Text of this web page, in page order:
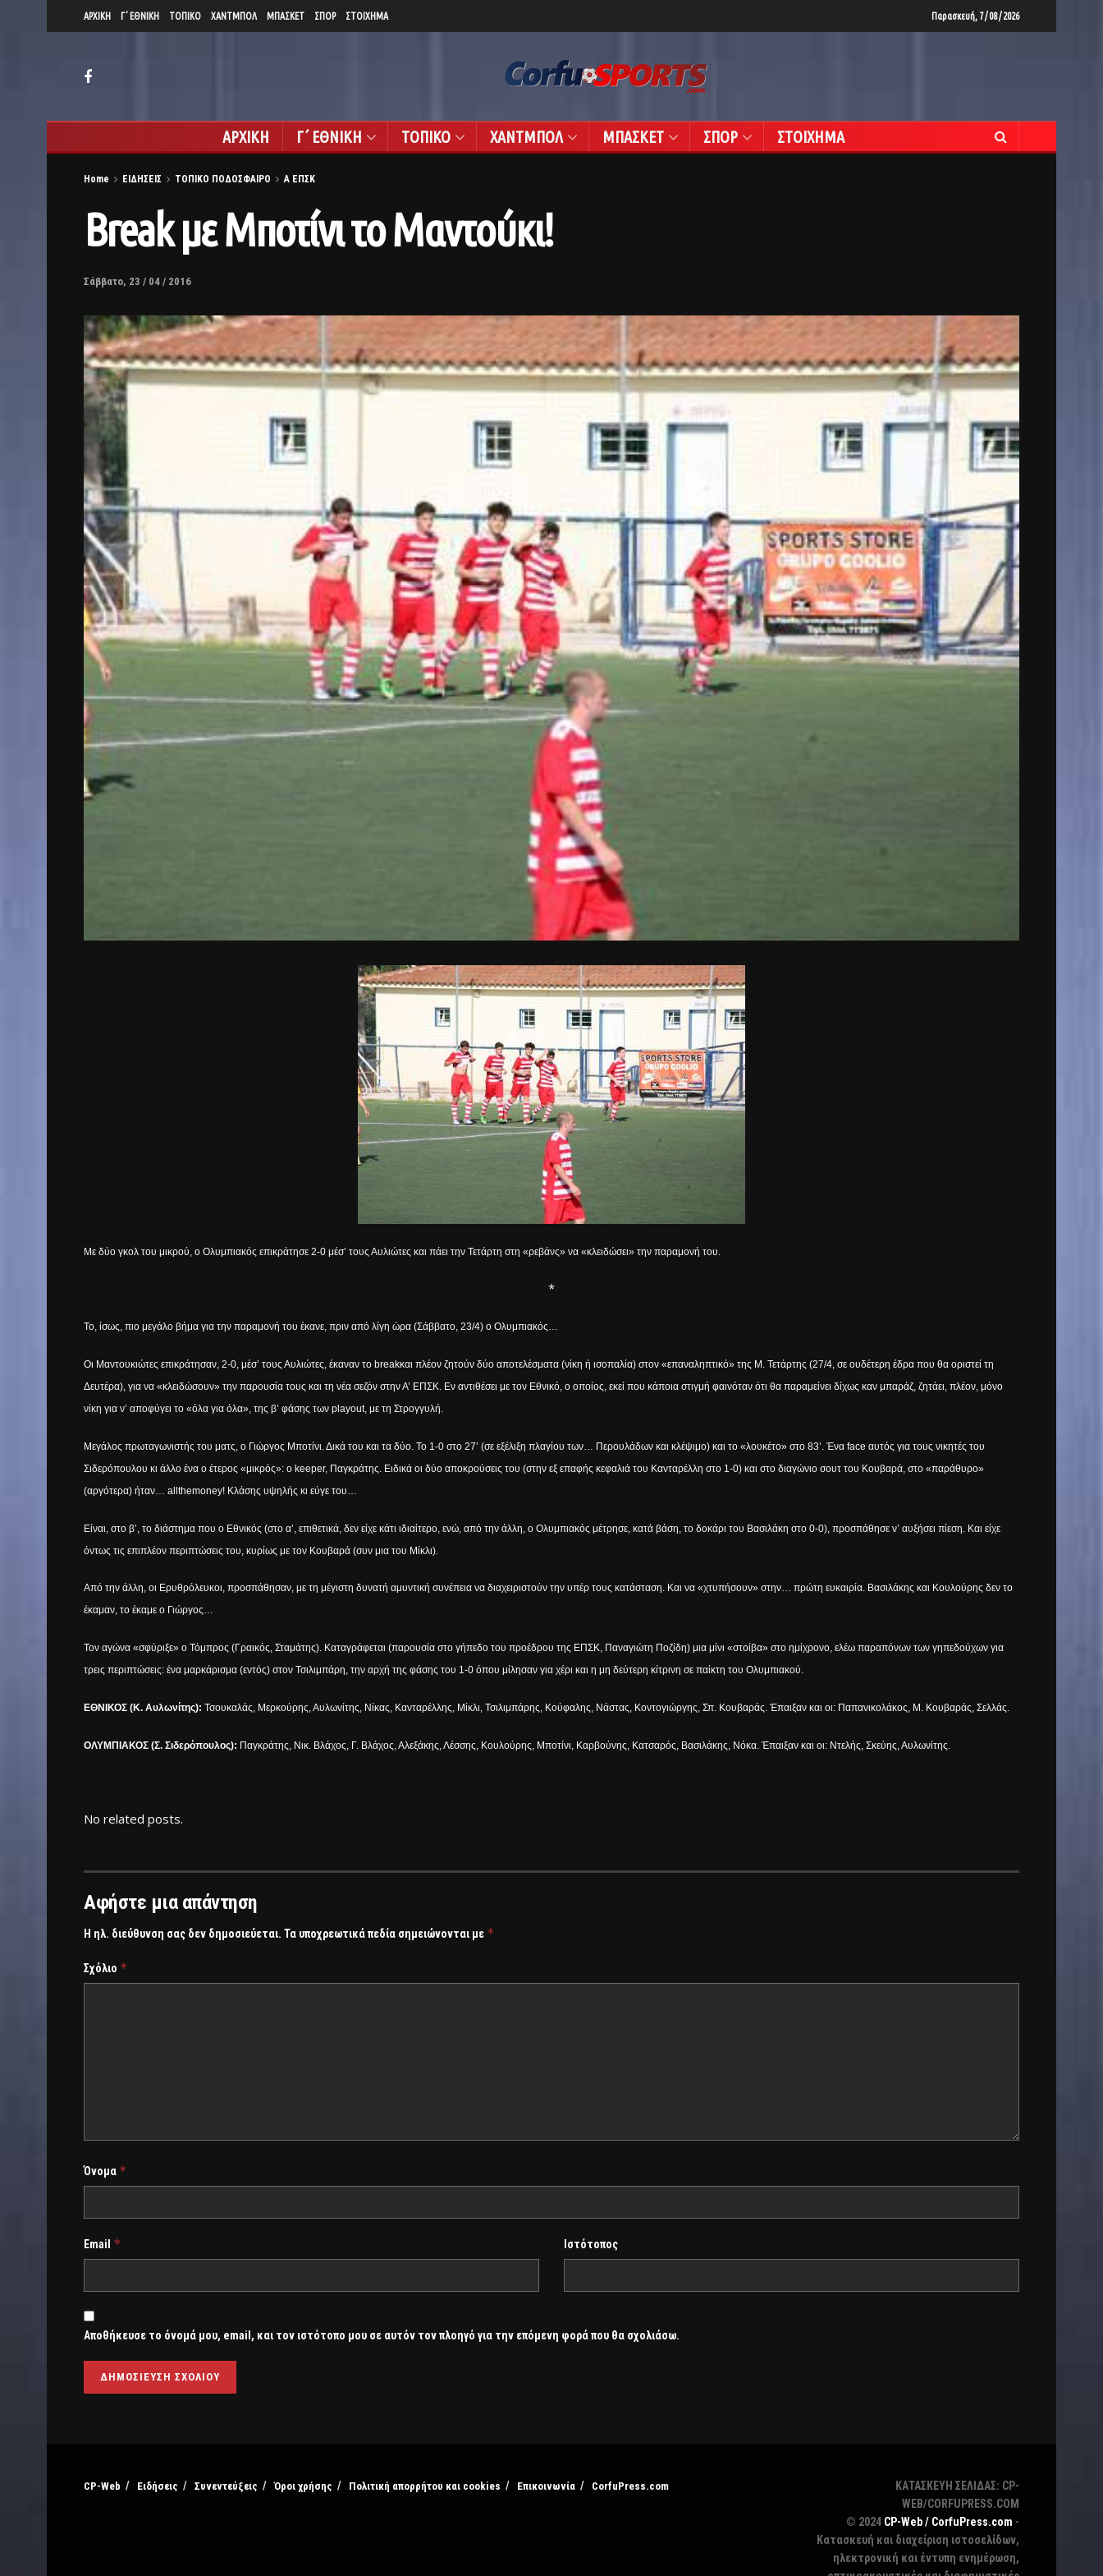
ΑΡΧΙΚΗ Γ΄ ΕΘΝΙΚΗ ΤΟΠΙΚΟ ΧΑΝΤΜΠΟΛ ΜΠΑΣΚΕΤ ΣΠΟΡ ΣΤΟΙΧΗΜΑ Παρασκευή, 7 / 08 / 2026
ΑΡΧΙΚΗ Γ΄ ΕΘΝΙΚΗ ΤΟΠΙΚΟ ΧΑΝΤΜΠΟΛ ΜΠΑΣΚΕΤ ΣΠΟΡ ΣΤΟΙΧΗΜΑ
Home ΕΙΔΗΣΕΙΣ ΤΟΠΙΚΟ ΠΟΔΟΣΦΑΙΡΟ Α ΕΠΣΚ
Βreak με Μποτίνι το Μαντούκι!
Σάββατο, 23 / 04 / 2016
Με δύο γκολ του μικρού, ο Ολυμπιακός επικράτησε 2-0 μέσ’ τους Αυλιώτες και πάει την Τετάρτη στη «ρεβάνς» να «κλειδώσει» την παραμονή του.
*
Το, ίσως, πιο μεγάλο βήμα για την παραμονή του έκανε, πριν από λίγη ώρα (Σάββατο, 23/4) ο Ολυμπιακός…
Οι Μαντουκιώτες επικράτησαν, 2-0, μέσ’ τους Αυλιώτες, έκαναν το breakκαι πλέον ζητούν δύο αποτελέσματα (νίκη ή ισοπαλία) στον «επαναληπτικό» της Μ. Τετάρτης (27/4, σε ουδέτερη έδρα που θα οριστεί τη
Δευτέρα), για να «κλειδώσουν» την παρουσία τους και τη νέα σεζόν στην Α’ ΕΠΣΚ. Εν αντιθέσει με τον Εθνικό, ο οποίος, εκεί που κάποια στιγμή φαινόταν ότι θα παραμείνει δίχως καν μπαράζ, ζητάει, πλέον, μόνο
νίκη για ν’ αποφύγει το «όλα για όλα», της β’ φάσης των playout, με τη Στρογγυλή.
Μεγάλος πρωταγωνιστής του ματς, ο Γιώργος Μποτίνι. Δικά του και τα δύο. Το 1-0 στο 27’ (σε εξέλιξη πλαγίου των… Περουλάδων και κλέψιμο) και το «λουκέτο» στο 83’. Ένα face αυτός για τους νικητές του
Σιδερόπουλου κι άλλο ένα ο έτερος «μικρός»: ο keeper, Παγκράτης. Ειδικά οι δύο αποκρούσεις του (στην εξ επαφής κεφαλιά του Κανταρέλλη στο 1-0) και στο διαγώνιο σουτ του Κουβαρά, στο «παράθυρο»
(αργότερα) ήταν… all themoney! Κλάσης υψηλής κι εύγε του…
Είναι, στο β’, το διάστημα που ο Εθνικός (στο α’, επιθετικά, δεν είχε κάτι ιδιαίτερο, ενώ, από την άλλη, ο Ολυμπιακός μέτρησε, κατά βάση, το δοκάρι του Βασιλάκη στο 0-0), προσπάθησε ν’ αυξήσει πίεση. Και είχε
όντως τις επιπλέον περιπτώσεις του, κυρίως με τον Κουβαρά (συν μια του Μίκλι).
Από την άλλη, οι Ερυθρόλευκοι, προσπάθησαν, με τη μέγιστη δυνατή αμυντική συνέπεια να διαχειριστούν την υπέρ τους κατάσταση. Και να «χτυπήσουν» στην… πρώτη ευκαιρία. Βασιλάκης και Κουλούρης δεν το
έκαμαν, το έκαμε ο Γιώργος…
Τον αγώνα «σφύριξε» ο Τόμπρος (Γραικός, Σταμάτης). Καταγράφεται (παρουσία στο γήπεδο του προέδρου της ΕΠΣΚ, Παναγιώτη Ποζίδη) μια μίνι «στοίβα» στο ημίχρονο, ελέω παραπόνων των γηπεδούχων για
τρεις περιπτώσεις: ένα μαρκάρισμα (εντός) στον Τσιλιμπάρη, την αρχή της φάσης του 1-0 όπου μίλησαν για χέρι και η μη δεύτερη κίτρινη σε παίκτη του Ολυμπιακού.
ΕΘΝΙΚΟΣ (Κ. Αυλωνίτης): Τσουκαλάς, Μερκούρης, Αυλωνίτης, Νίκας, Κανταρέλλης, Μίκλι, Τσιλιμπάρης, Κούφαλης, Νάστας, Κοντογιώργης, Σπ. Κουβαράς. Έπαιξαν και οι: Παπανικολάκος, Μ. Κουβαράς, Σελλάς.
ΟΛΥΜΠΙΑΚΟΣ (Σ. Σιδερόπουλος): Παγκράτης, Νικ. Βλάχος, Γ. Βλάχος, Αλεξάκης, Λέσσης, Κουλούρης, Μποτίνι, Καρβούνης, Κατσαρός, Βασιλάκης, Νόκα. Έπαιξαν και οι: Ντελής, Σκεύης, Αυλωνίτης.
No related posts.
Αφήστε μια απάντηση
Η ηλ. διεύθυνση σας δεν δημοσιεύεται. Τα υποχρεωτικά πεδία σημειώνονται με *
Σχόλιο *
Όνομα *
Email * Ιστότοπος
Αποθήκευσε το όνομά μου, email, και τον ιστότοπο μου σε αυτόν τον πλοηγό για την επόμενη φορά που θα σχολιάσω.
CP-Web Ειδήσεις Συνεντεύξεις Όροι χρήσης Πολιτική απορρήτου και cookies Επικοινωνία CorfuPress.com
ΚΑΤΑΣΚΕΥΗ ΣΕΛΙΔΑΣ: CP-
WEB/CORFUPRESS.COM
© 2024 CP-Web / CorfuPress.com -
Κατασκευή και διαχείριση ιστοσελίδων,
ηλεκτρονική και έντυπη ενημέρωση,